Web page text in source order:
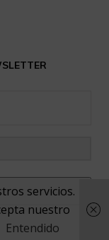
servicios.
nuestro
Entendido